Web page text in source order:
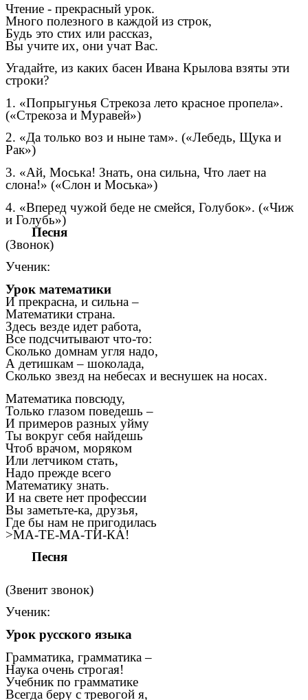
Чтение - прекрасный урок.
Много полезного в каждой из строк,
Будь это стих или рассказ,
Вы учите их, они учат Вас.
Угадайте, из каких басен Ивана Крылова взяты эти
строки?
1. «Попрыгунья Стрекоза лето красное пропела».
(«Стрекоза и Муравей»)
2. «Да только воз и ныне там». («Лебедь, Щука и
Рак»)
3. «Ай, Моська! Знать, она сильна, Что лает на
слона!» («Слон и Моська»)
4. «Вперед чужой беде не смейся, Голубок». («Чиж
и Голубь»)
Песня
(Звонок)
Ученик:
Урок математики
И прекрасна, и сильна –
Математики страна.
Здесь везде идет работа,
Все подсчитывают что-то:
Сколько домнам угля надо,
А детишкам – шоколада,
Сколько звезд на небесах и веснушек на носах.
Математика повсюду,
Только глазом поведешь –
И примеров разных уйму
Ты вокруг себя найдешь
Чтоб врачом, моряком
Или летчиком стать,
Надо прежде всего
Математику знать.
И на свете нет профессии
Вы заметьте-ка, друзья,
Где бы нам не пригодилась
>МА-ТЕ-МА-ТИ-КА!
Песня
(Звенит звонок)
Ученик:
Урок русского языка
Грамматика, грамматика –
Наука очень строгая!
Учебник по грамматике
Всегда беру с тревогой я,